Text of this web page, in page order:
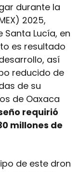
durante la
2025,
Lucía, en
es resultado
así
reducido de
de su
de Oaxaca
requirió
millones de
de este dron